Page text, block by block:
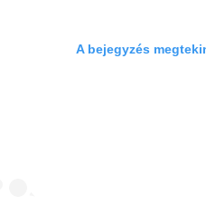
A bejegyzés